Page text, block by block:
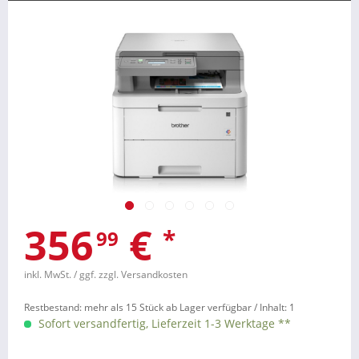
35699 € *
inkl. MwSt. / ggf. zzgl. Versandkosten
Restbestand: mehr als 15 Stück ab Lager verfügbar / Inhalt: 1
Sofort versandfertig, Lieferzeit 1-3 Werktage **